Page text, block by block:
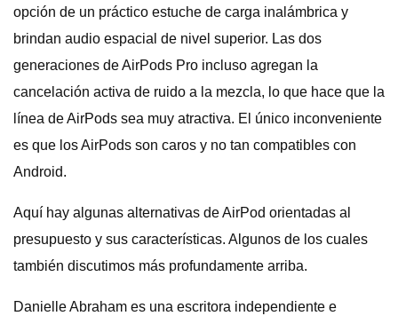
opción de un práctico estuche de carga inalámbrica y
brindan audio espacial de nivel superior. Las dos
generaciones de AirPods Pro incluso agregan la
cancelación activa de ruido a la mezcla, lo que hace que la
línea de AirPods sea muy atractiva. El único inconveniente
es que los AirPods son caros y no tan compatibles con
Android.
Aquí hay algunas alternativas de AirPod orientadas al
presupuesto y sus características. Algunos de los cuales
también discutimos más profundamente arriba.
Danielle Abraham es una escritora independiente e